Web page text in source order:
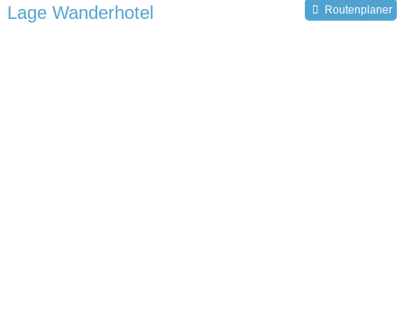
Lage Wanderhotel Routenplaner